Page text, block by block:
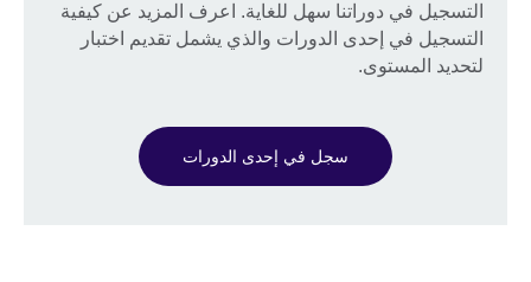
التسجيل في دوراتنا سهل للغاية. اعرف المزيد عن كيفية
التسجيل في إحدى الدورات والذي يشمل تقديم اختبار
لتحديد المستوى.
سجل في إحدى الدورات